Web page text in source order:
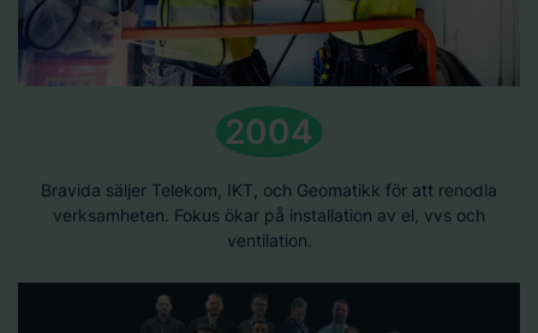
2004
Bravida säljer Telekom, IKT, och Geomatikk för att renodla
verksamheten. Fokus ökar på installation av el, vvs och
ventilation.